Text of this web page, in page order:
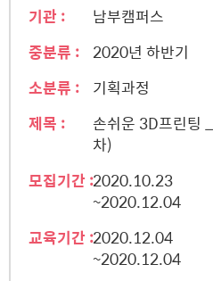
기관 :
남부캠퍼스
중분류 :
2020년 하반기
소분류 :
기획과정
제목 :
손쉬운 3D프린팅
차)
모집기간 :2020.10.23
~2020.12.04
교육기간 :2020.12.04
~2020.12.04